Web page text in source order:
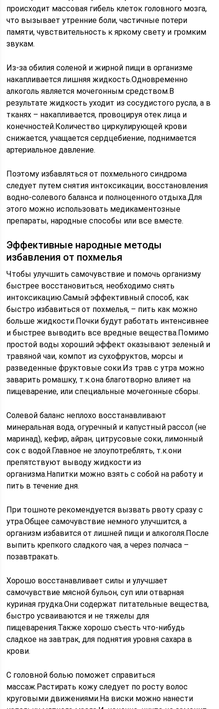
происходит массовая гибель клеток головного мозга,
что вызывает утренние боли, частичные потери
памяти, чувствительность к яркому свету и громким
звукам.
Из-за обилия соленой и жирной пищи в организме
накапливается лишняя жидкость.Одновременно
алкоголь является мочегонным средством.В
результате жидкость уходит из сосудистого русла, а в
тканях – накапливается, провоцируя отек лица и
конечностей.Количество циркулирующей крови
снижается, учащается сердцебиение, поднимается
артериальное давление.
Поэтому избавляться от похмельного синдрома
следует путем снятия интоксикации, восстановления
водно-солевого баланса и полноценного отдыха.Для
этого можно использовать медикаментозные
препараты, народные способы или все вместе.
Эффективные народные методы
избавления от похмелья
Чтобы улучшить самочувствие и помочь организму
быстрее восстановиться, необходимо снять
интоксикацию.Самый эффективный способ, как
быстро избавиться от похмелья, – пить как можно
больше жидкости.Почки будут работать интенсивнее
и быстрее выводить все вредные вещества.Помимо
простой воды хороший эффект оказывают зеленый и
травяной чаи, компот из сухофруктов, морсы и
разведенные фруктовые соки.Из трав с утра можно
заварить ромашку, т.к.она благотворно влияет на
пищеварение, или специальные мочегонные сборы.
Солевой баланс неплохо восстанавливают
минеральная вода, огуречный и капустный рассол (не
маринад), кефир, айран, цитрусовые соки, лимонный
сок с водой.Главное не злоупотреблять, т.к.они
препятствуют выводу жидкости из
организма.Напитки можно взять с собой на работу и
пить в течение дня.
При тошноте рекомендуется вызвать рвоту сразу с
утра.Общее самочувствие немного улучшится, а
организм избавится от лишней пищи и алкоголя.После
выпить крепкого сладкого чая, а через полчаса –
позавтракать.
Хорошо восстанавливает силы и улучшает
самочувствие мясной бульон, суп или отварная
куриная грудка.Они содержат питательные вещества,
быстро усваиваются и не тяжелы для
пищеварения.Также хорошо съесть что-нибудь
сладкое на завтрак, для поднятия уровня сахара в
крови.
С головной болью поможет справиться
массаж.Растирать кожу следует по росту волос
круговыми движениями.На виски можно нанести